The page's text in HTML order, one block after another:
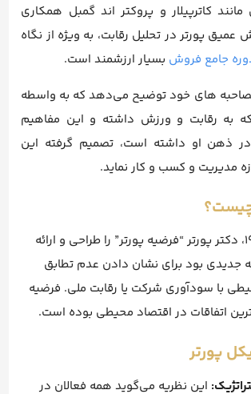
کاترپیلار و پروکتر اند گمبل همکاری
عمیق پورتر در تحلیل رقابت، به ویژه از نگاه
جامع فروش بسیار ارزشمند است.
مصاحبه های خود توضیح می‌دهد که به واسطه
به رقابت و ورزش داشته و این مفاهیم
در ذهن او داشته است، تصمیم گرفته این
مدیریت و کسب و کار نماید.
در اوایل دهه ۱۹۹۰، دکتر پورتر “فرضیه پورتر” را طراحی و ارائه
جدیدی بود برای نشان دادن عدم تطابق
با سودآوری شرکت یا رقابت ملی. فرضیه
اتفاقات در اقتصاد محیطی بوده است.
پورتر
این نظریه می‌گوید همه فعالان در